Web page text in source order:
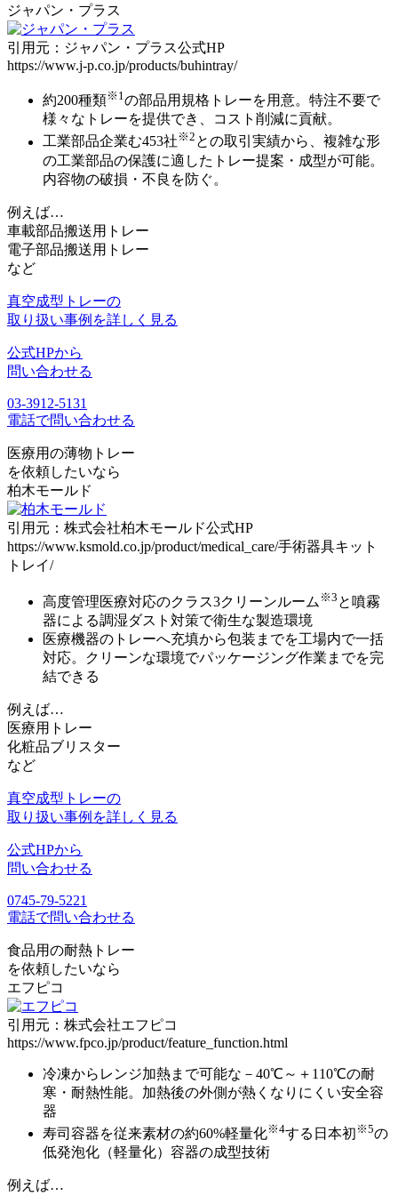
ジャパン・プラス
引用元：ジャパン・プラス公式HP
https://www.j-p.co.jp/products/buhintray/
約200種類※1 の部品用規格トレーを用意。 特注不要で
様々なトレーを提供でき、コスト削減に貢献。
工業部品企業む453社 ※2 との取引実績から、 複雑な形
の工業部品の保護に適したトレー提案・成型が可能。
内容物の破損・不良を防ぐ。
例えば…
車載部品搬送用トレー
電子部品搬送用トレー
など
真空成型トレーの
取り扱い事例を詳しく見る
公式HPから
問い合わせる
03-3912-5131
電話で問い合わせる
医療用の薄物トレー
を依頼したいなら
柏木モールド
引用元：株式会社柏木モールド公式HP
https://www.ksmold.co.jp/product/medical_care/手術器具キット
トレイ/
高度管理医療対応のクラス3クリーンルーム ※3 と噴霧
器による調湿ダスト対策で衛生な製造環境
医療機器のトレーへ充填から包装までを工場内で一括
対応。
クリーンな環境でパッケージング作業までを完
結できる
例えば…
医療用トレー
化粧品ブリスター
など
真空成型トレーの
取り扱い事例を詳しく見る
公式HPから
問い合わせる
0745-79-5221
電話で問い合わせる
食品用の耐熱トレー
を依頼したいなら
エフピコ
引用元：株式会社エフピコ
https://www.fpco.jp/product/feature_function.html
冷凍からレンジ加熱まで可能な －40℃～＋110℃の耐
寒・耐熱性能。加熱後の外側が熱くなりにくい安全容
器
寿司容器を従来素材の約60%軽量化※4する日本初 ※5の
低発泡化（軽量化）容器の成型技術
例えば…